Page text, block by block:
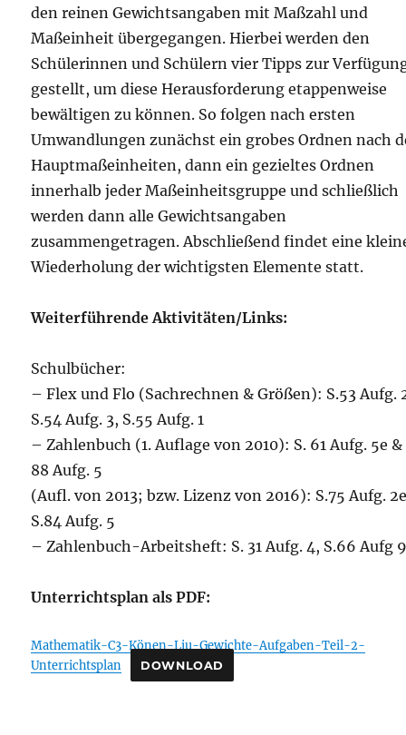
den reinen Gewichtsangaben mit Maßzahl und
Maßeinheit übergegangen. Hierbei werden den
Schülerinnen und Schülern vier Tipps zur
gestellt, um diese Herausforderung etappenweise
bewältigen zu können. So folgen nach ersten
Umwandlungen zunächst ein grobes Ordnen nach
Hauptmaßeinheiten, dann ein gezieltes Ordnen
innerhalb jeder Maßeinheitsgruppe und schließlich
werden dann alle Gewichtsangaben
zusammengetragen. Abschließend findet eine
Wiederholung der wichtigsten Elemente statt.
Weiterführende Aktivitäten/Links:
Schulbücher:
– Flex und Flo (Sachrechnen & Größen): S.53 Aufg.
S.54 Aufg. 3, S.55 Aufg. 1
– Zahlenbuch (1. Auflage von 2010): S. 61 Aufg. 5e &
88 Aufg. 5
(Aufl. von 2013; bzw. Lizenz von 2016): S.75 Aufg.
S.84 Aufg. 5
– Zahlenbuch-Arbeitsheft: S. 31 Aufg. 4, S.66 Aufg
Unterrichtsplan als PDF:
Mathematik-C3-Könen-Liu-Gewichte-Aufgaben-Teil-2-
Unterrichtsplan
DOWNLOAD